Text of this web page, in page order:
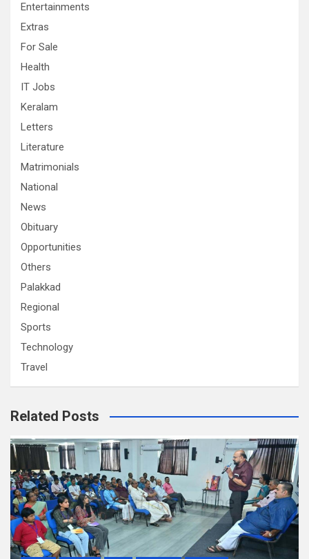
Entertainments
Extras
For Sale
Health
IT Jobs
Keralam
Letters
Literature
Matrimonials
National
News
Obituary
Opportunities
Others
Palakkad
Regional
Sports
Technology
Travel
Related Posts